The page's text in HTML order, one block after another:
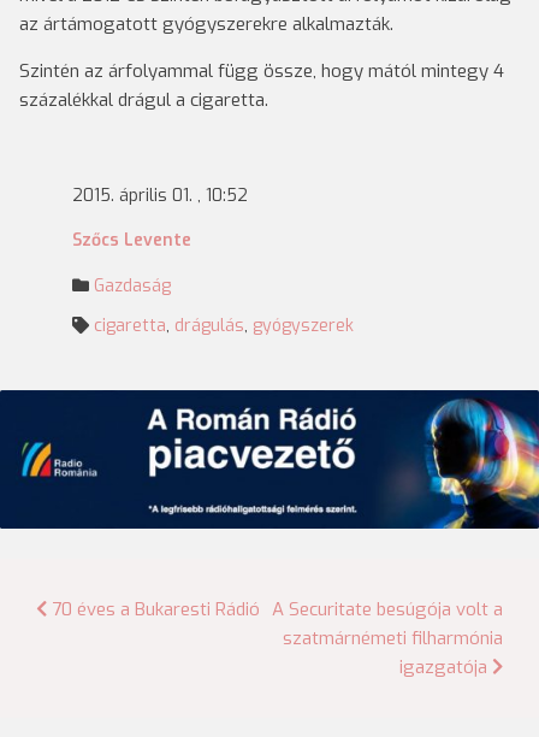
az ártámogatott gyógyszerekre alkalmazták.
Szintén az árfolyammal függ össze, hogy mától mintegy 4
százalékkal drágul a cigaretta.
2015. április 01. , 10:52
Szőcs Levente
Gazdaság
cigaretta, drágulás, gyógyszerek
Bejegyzés
70 éves a Bukaresti Rádió A Securitate besúgója volt a
szatmárnémeti filharmónia
igazgatója